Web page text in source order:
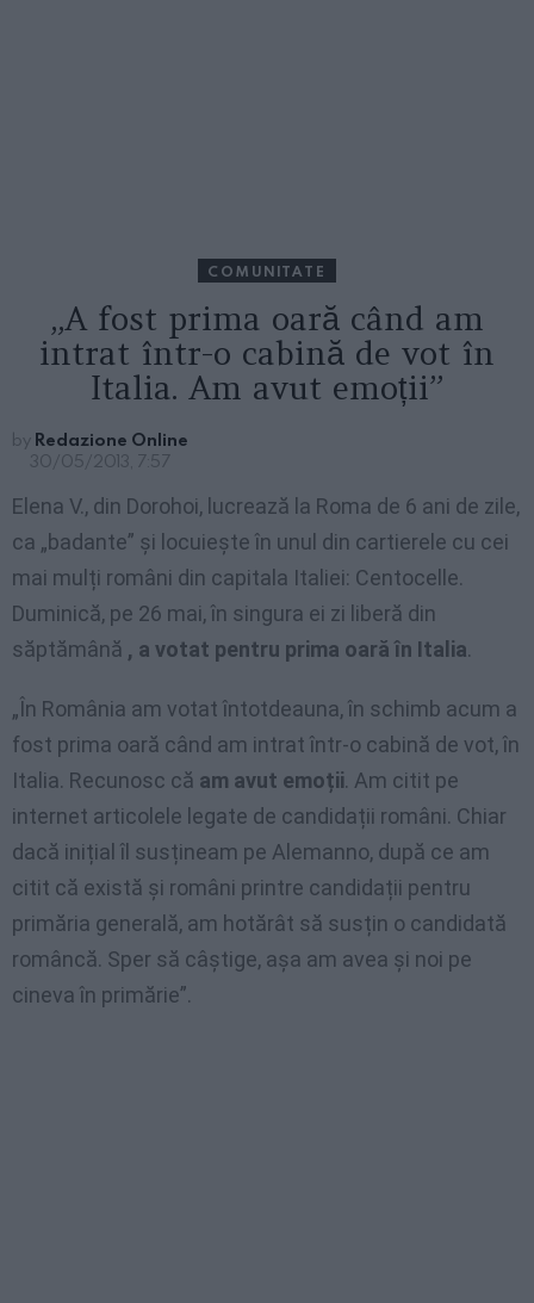
COMUNITATE
„A fost prima oară când am
intrat într-o cabină de vot în
Italia. Am avut emoții”
by Redazione Online
30/05/2013, 7:57
Elena V., din Dorohoi, lucrează la Roma de 6 ani de zile,
ca „badante” și locuiește în unul din cartierele cu cei
mai mulți români din capitala Italiei: Centocelle.
Duminică, pe 26 mai, în singura ei zi liberă din
săptămână , a votat pentru prima oară în Italia.
„În România am votat întotdeauna, în schimb acum a
fost prima oară când am intrat într-o cabină de vot, în
Italia. Recunosc că am avut emoții. Am citit pe
internet articolele legate de candidații români. Chiar
dacă inițial îl susțineam pe Alemanno, după ce am
citit că există și români printre candidații pentru
primăria generală, am hotărât să susțin o candidată
româncă. Sper să câștige, așa am avea și noi pe
cineva în primărie”.